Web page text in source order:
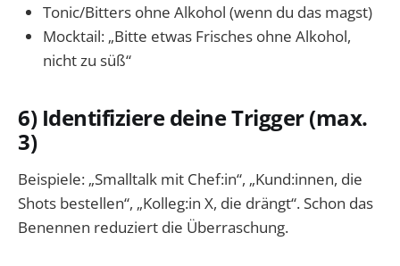
Tonic/Bitters ohne Alkohol (wenn du das magst)
Mocktail: „Bitte etwas Frisches ohne Alkohol,
nicht zu süß“
6) Identifiziere deine Trigger (max.
3)
Beispiele: „Smalltalk mit Chef:in“, „Kund:innen, die
Shots bestellen“, „Kolleg:in X, die drängt“. Schon das
Benennen reduziert die Überraschung.